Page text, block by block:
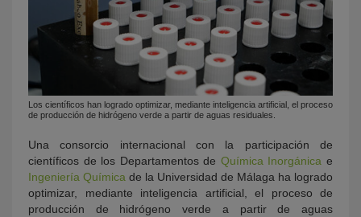
Los científicos han logrado optimizar, mediante inteligencia artificial, el proceso
de producción de hidrógeno verde a partir de aguas residuales.
Una consorcio internacional con la participación de
científicos de los Departamentos de Química Inorgánicae
Ingeniería Química de la Universidad de Málaga ha logrado
optimizar, mediante inteligencia artificial, el proceso de
producción de hidrógeno verde a partir de aguas